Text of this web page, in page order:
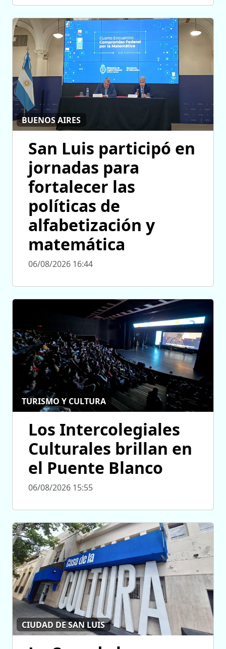
BUENOS AIRES
San Luis participó en
jornadas para
fortalecer las
políticas de
alfabetización y
matemática
06/08/2026 16:44
TURISMO Y CULTURA
Los Intercolegiales
Culturales brillan en
el Puente Blanco
06/08/2026 15:55
CIUDAD DE SAN LUIS